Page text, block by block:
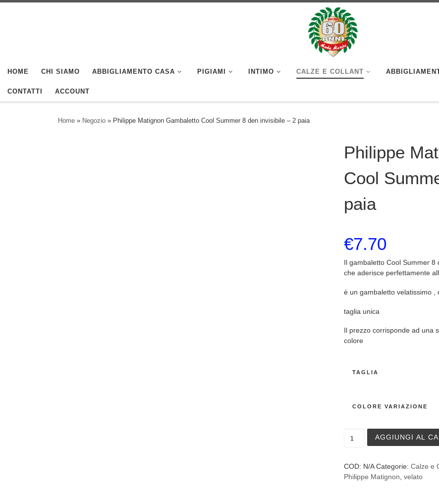
HOME CHI SIAMO ABBIGLIAMENTO CASA PIGIAMI INTIMO CALZE E COLLANT
CONTATTI ACCOUNT
Home » Negozio » Philippe Matignon Gambaletto Cool Summer 8 den invisibile – 2 paia
Philippe
Cool
paia
€7.70
Il gambaletto Cool Summer
che aderisce perfettamente
è un gambaletto velatissimo ,
taglia unica
Il prezzo corrisponde ad una
colore
TAGLIA
COLORE VARIAZIONE
Philippe Matignon
AGGIUNGI AL
COD: N/A Categorie:Calze e
Philippe Matignon,velato